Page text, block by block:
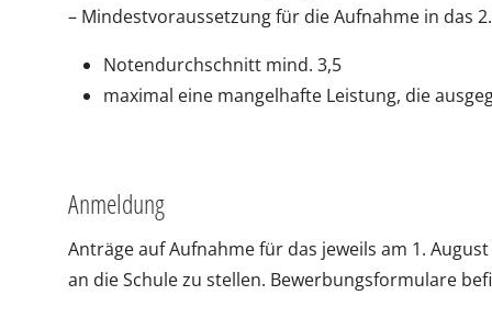
– Mindestvoraussetzung für die Aufnahme in das
Notendurchschnitt mind. 3,5
maximal eine mangelhafte Leistung, die
Anmeldung
Anträge auf Aufnahme für das jeweils am 1.
an die Schule zu stellen. Bewerbungsformulare